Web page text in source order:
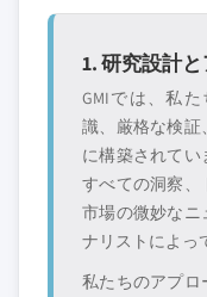
1. 研究設計
GMIでは、私
識、厳格な検証
に構築されて
すべての洞察
市場の微妙なニ
ナリストによっ
私たちのアプロ